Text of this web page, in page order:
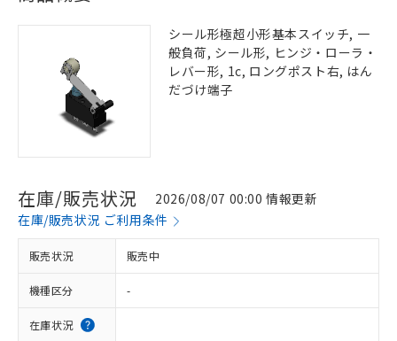
シール形極超小形基本スイッチ, 一
般負荷, シール形, ヒンジ・ローラ・
レバー形, 1c, ロングポスト右, はん
だづけ端子
在庫/販売状況
2026/08/07 00:00 情報更新
在庫/販売状況 ご利用条件
販売状況 販売中
機種区分 -
在庫状況